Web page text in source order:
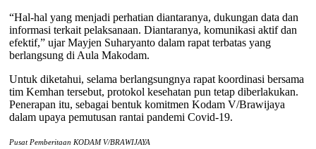
“Hal-hal yang menjadi perhatian diantaranya, dukungan data dan
informasi terkait pelaksanaan. Diantaranya, komunikasi aktif dan
efektif,” ujar Mayjen Suharyanto dalam rapat terbatas yang
berlangsung di Aula Makodam.
Untuk diketahui, selama berlangsungnya rapat koordinasi bersama
tim Kemhan tersebut, protokol kesehatan pun tetap diberlakukan.
Penerapan itu, sebagai bentuk komitmen Kodam V/Brawijaya
dalam upaya pemutusan rantai pandemi Covid-19.
Pusat Pemberitaan KODAM V/BRAWIJAYA